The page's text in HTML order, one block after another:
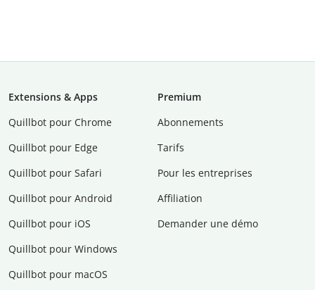
Extensions & Apps
Quillbot pour Chrome
Quillbot pour Edge
Quillbot pour Safari
Quillbot pour Android
Quillbot pour iOS
Quillbot pour Windows
Quillbot pour macOS
Premium
Abonnements
Tarifs
Pour les entreprises
Affiliation
Demander une démo